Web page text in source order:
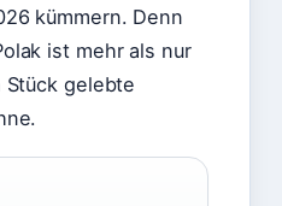
kümmern. Denn
ist mehr als nur
gelebte